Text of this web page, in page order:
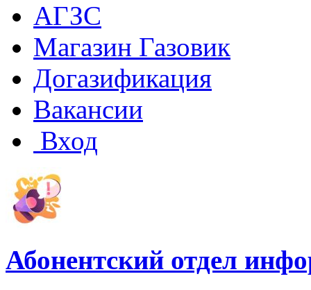
АГЗС
Магазин Газовик
Догазификация
Вакансии
Вход
Абонентский отдел